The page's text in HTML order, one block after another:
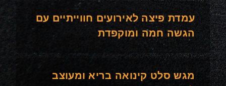
עמדת פיצה לאירועים חווייתיים עם
הגשה חמה ומוקפדת
מגש סלט קינואה בריא ומעוצב